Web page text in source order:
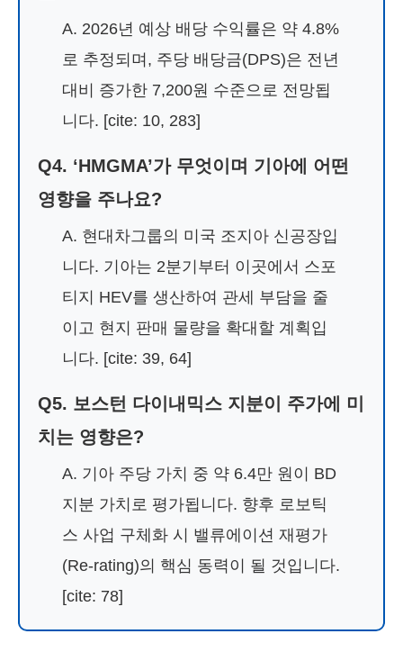
A. 2026년 예상 배당 수익률은 약 4.8%
로 추정되며, 주당 배당금(DPS)은 전년
대비 증가한 7,200원 수준으로 전망됩
니다. [cite: 10, 283]
Q4. ‘HMGMA’가 무엇이며 기아에 어떤
영향을 주나요?
A. 현대차그룹의 미국 조지아 신공장입
니다. 기아는 2분기부터 이곳에서 스포
티지 HEV를 생산하여 관세 부담을 줄
이고 현지 판매 물량을 확대할 계획입
니다. [cite: 39, 64]
Q5. 보스턴 다이내믹스 지분이 주가에 미
치는 영향은?
A. 기아 주당 가치 중 약 6.4만 원이 BD
지분 가치로 평가됩니다. 향후 로보틱
스 사업 구체화 시 밸류에이션 재평가
(Re-rating)의 핵심 동력이 될 것입니다.
[cite: 78]